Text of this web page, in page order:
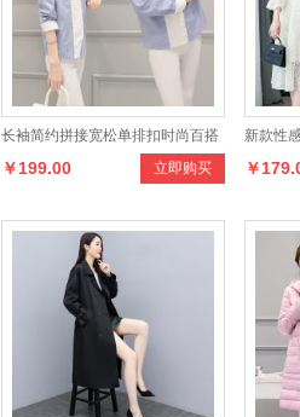
长袖简约拼接宽松单排扣时尚百搭
POLO领 秋季衬衫 立即购买
￥199.00
新款性
￥